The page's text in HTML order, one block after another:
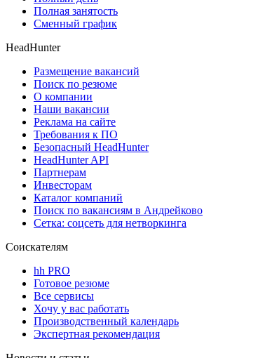
Полная занятость
Сменный график
HeadHunter
Размещение вакансий
Поиск по резюме
О компании
Наши вакансии
Реклама на сайте
Требования к ПО
Безопасный HeadHunter
HeadHunter API
Партнерам
Инвесторам
Каталог компаний
Поиск по вакансиям в Андрейково
Сетка: соцсеть для нетворкинга
Соискателям
hh PRO
Готовое резюме
Все сервисы
Хочу у вас работать
Производственный календарь
Экспертная рекомендация